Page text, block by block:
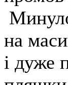
на
і дуже